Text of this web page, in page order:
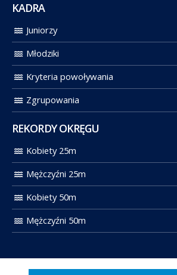
KADRA
Juniorzy
Młodziki
Kryteria powoływania
Zgrupowania
REKORDY OKRĘGU
Kobiety 25m
Mężczyźni 25m
Kobiety 50m
Mężczyźni 50m